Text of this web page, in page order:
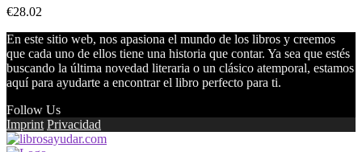
€28.02
En este sitio web, nos apasiona el mundo de los libros y creemos
que cada uno de ellos tiene una historia que contar. Ya sea que estés
buscando la última novedad literaria o un clásico atemporal, estamos
aquí para ayudarte a encontrar el libro perfecto para ti.
Follow Us
Imprint Privacidad